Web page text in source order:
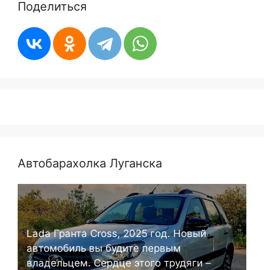
Поделиться
Автобарахолка Луганска
Lada Гранта Cross, 2025 год. Новый
автомобиль вы будите первым
владельцем. Сердце этого трудяги –